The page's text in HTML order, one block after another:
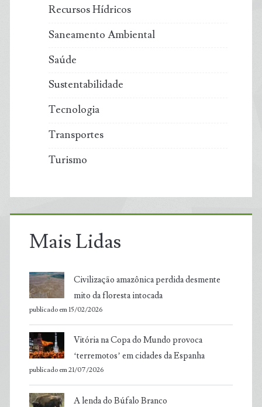
Recursos Hídricos
Saneamento Ambiental
Saúde
Sustentabilidade
Tecnologia
Transportes
Turismo
Mais Lidas
Civilização amazônica perdida desmente
mito da floresta intocada
publicado em 15/02/2026
Vitória na Copa do Mundo provoca
‘terremotos’ em cidades da Espanha
publicado em 21/07/2026
A lenda do Búfalo Branco